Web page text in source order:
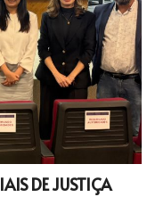
DE JUSTIÇA